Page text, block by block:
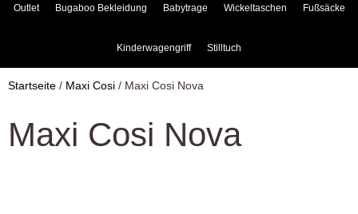
Outlet Bugaboo Bekleidung Babytrage Wickeltaschen Fußsäcke
Kinderwagengriff Stilltuch
Startseite / Maxi Cosi / Maxi Cosi Nova
Maxi Cosi Nova